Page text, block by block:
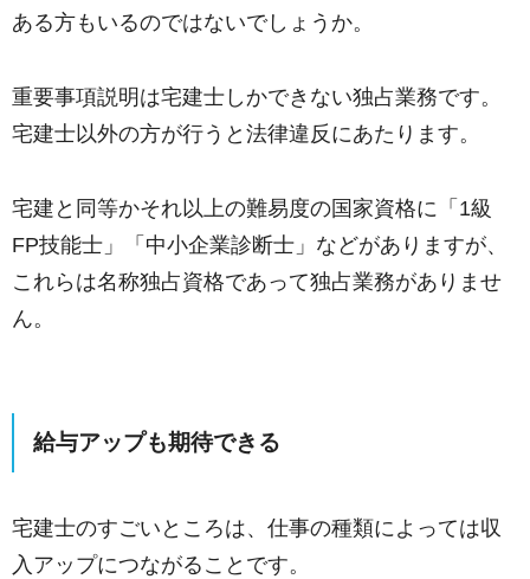
ある方もいるのではないでしょうか。
重要事項説明は宅建士しかできない独占業務です。
宅建士以外の方が行うと法律違反にあたります。
宅建と同等かそれ以上の難易度の国家資格に「1級
FP技能士」「中小企業診断士」などがありますが、
これらは名称独占資格であって独占業務がありませ
ん。
給与アップも期待できる
宅建士のすごいところは、仕事の種類によっては収
入アップにつながることです。